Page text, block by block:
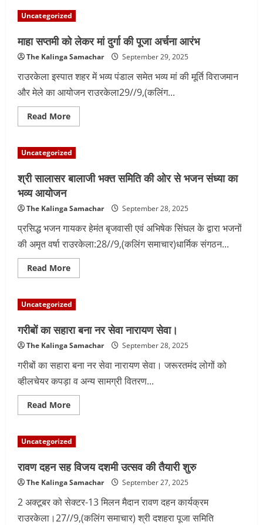
Uncategorized
माहा सप्तमी को लेकर मां दुर्गा की पूजा अर्चना आरंभ
The Kalinga Samachar September 29, 2025
राउरकेला इस्पात शहर में भव्य पंडाल समेत भव्य मां की मूर्ति विराजमान
और मेले का आयोजन राउरकेला29//9,(कलिंग...
Read MoreRead
more
सप्तमी
को
मां
दुर्गा
अर्चना
आरंभ
Uncategorized
श्री सालासर बालाजी भक्त समिति की ओर से भजन संध्या का
भव्य आयोजन
The Kalinga Samachar September 28, 2025
प्रसिद्ध भजन गायकर हेमंत बृजवासी एवं अभिषेक सिंघल के द्वारा भजनों
की अमृत वर्षा राउरकेला:28//9,(कलिंग समाचार)धार्मिक संगठन...
Read MoreRead
more
सालासर
बालाजी
समिति
की
ओर
से
संध्या
भव्य
Uncategorized
गरीबों का सहारा बना नर सेवा नारायण सेवा।
The Kalinga Samachar September 28, 2025
गरीबों का सहारा बना नर सेवा नारायण सेवा। जरूरतमंद लोगों को
व्हीलचेयर कपड़ा व अन्य सामग्री वितरण...
Read MoreRead
more
का
सहारा
नर
सेवा
नारायण
सेवा।
Uncategorized
रावण दहन सह विजय दशमी उत्सव की तैयारी शुरु
The Kalinga Samachar September 27, 2025
2 अक्टूबर को सेक्टर-13 मिलन मैदान रावण दहन कार्यक्रम
राउरकेला।27//9,(कलिंग समाचार) श्री दशहरा पूजा समिति